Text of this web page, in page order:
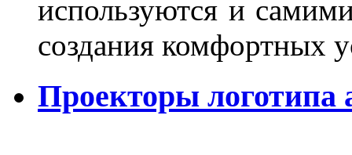
используются и
создания комфортных
Проекторы логотипа